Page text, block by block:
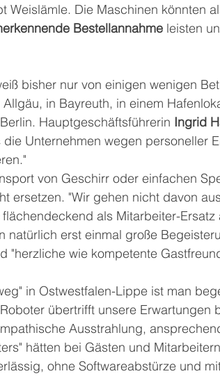
Weislämle. Die Maschinen könnten
Bestellannahme leisten
bisher nur von einigen wenigen
in Bayreuth, in einem
Hauptgeschäftsführerin Ingrid
Unternehmen wegen personeller
von Geschirr oder einfachen
ersetzen. "Wir gehen nicht davon
als Mitarbeiter-Ersatz
natürlich erst einmal große
"herzliche wie kompetente
in Ostwestfalen-Lippe ist man
übertrifft unsere Erwartungen
Ausstrahlung,
hätten bei Gästen und
ohne Softwareabstürze und